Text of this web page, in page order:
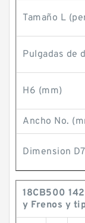
Tamaño L
Pulgadas de
H6 (mm)
Ancho No.
Dimension D7
18CB500
y Frenos y